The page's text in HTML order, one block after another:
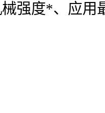
械强度*、应